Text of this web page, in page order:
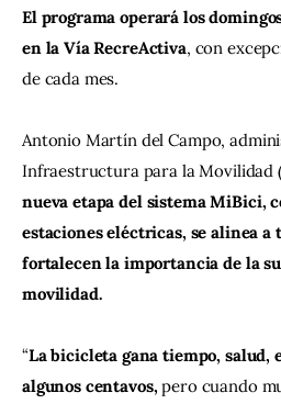
El programa operará los
en la Vía RecreActiva, con
de cada mes.
Antonio Martín del Campo,
Infraestructura para la Movilidad
nueva etapa del sistema MiBici,
estaciones eléctricas, se alinea a
fortalecen la importancia de la
movilidad.
“La bicicleta gana tiempo, salud,
algunos centavos, pero cuando